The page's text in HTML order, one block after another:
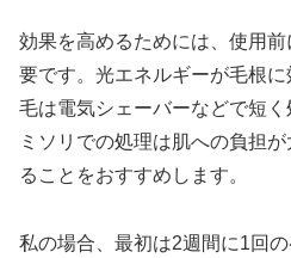
効果を高めるためには、使用
要です。光エネルギーが毛根
毛は電気シェーバーなどで短
ミソリでの処理は肌への負担
ることをおすすめします。
私の場合、最初は2週間に1回